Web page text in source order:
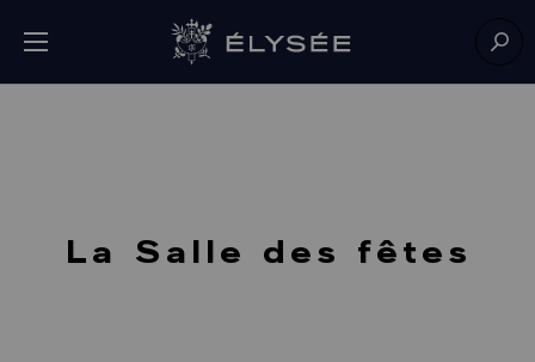
menu Retour à l’accueil Élysée
La Salle des fêtes
Panneau de gestion des cookies